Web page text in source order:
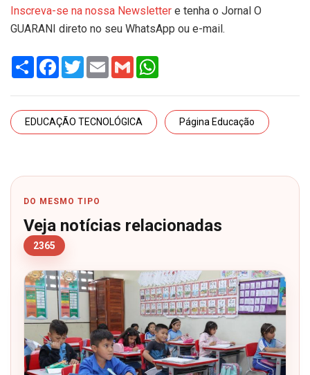
Inscreva-se na nossa Newsletter e tenha o Jornal O
GUARANI direto no seu WhatsApp ou e-mail.
Share Facebook
TwitterEmail Gmail
EDUCAÇÃO TECNOLÓGICA Página Educação
DO MESMO TIPO
Veja notícias relacionadas
2365